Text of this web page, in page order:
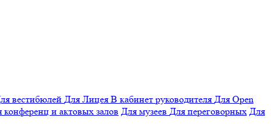
вестибюлей Для Лицея В кабинет руководителя Для Open
конференц и актовых залов Для музеев Для переговорных Для